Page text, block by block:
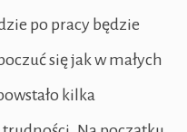
po pracy będzie
się jak w małych
kilka